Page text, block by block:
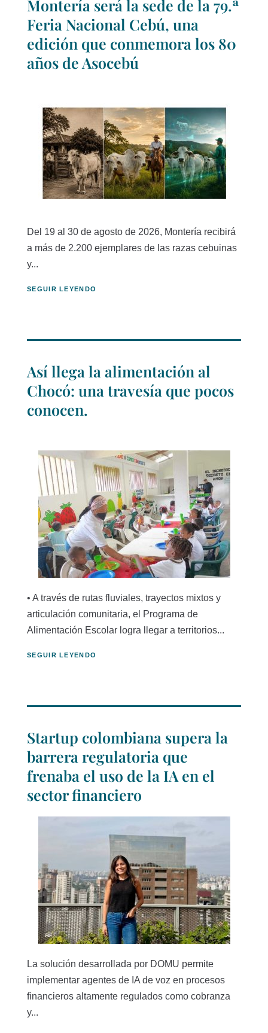
Montería será la sede de la 79.ª
Feria Nacional Cebú, una
edición que conmemora los 80
años de Asocebú
Del 19 al 30 de agosto de 2026, Montería recibirá
a más de 2.200 ejemplares de las razas cebuinas
y...
SEGUIR LEYENDO
Así llega la alimentación al
Chocó: una travesía que pocos
conocen.
• A través de rutas fluviales, trayectos mixtos y
articulación comunitaria, el Programa de
Alimentación Escolar logra llegar a territorios...
SEGUIR LEYENDO
Startup colombiana supera la
barrera regulatoria que
frenaba el uso de la IA en el
sector financiero
La solución desarrollada por DOMU permite
implementar agentes de IA de voz en procesos
financieros altamente regulados como cobranza
y...